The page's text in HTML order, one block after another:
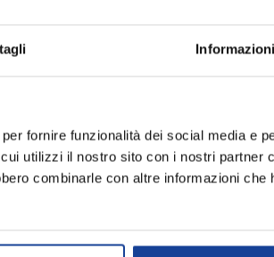
fornire funzionalità dei social media e
utilizzi il nostro sito con i nostri partner
combinarle con altre informazioni che